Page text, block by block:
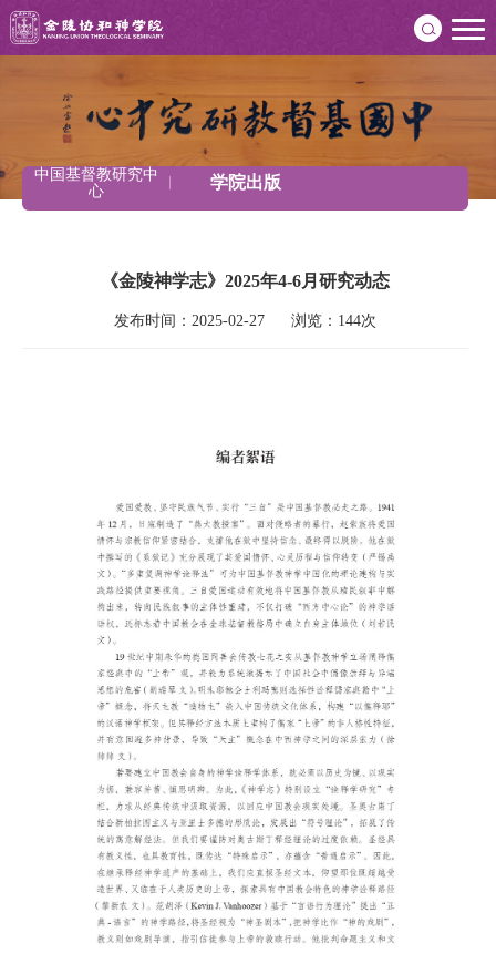
中国基督教研究中
心
学院出版
《金陵神学志》2025年4-6月研究动态
发布时间：2025-02-27      浏览：144次